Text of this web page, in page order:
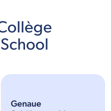
Genaue